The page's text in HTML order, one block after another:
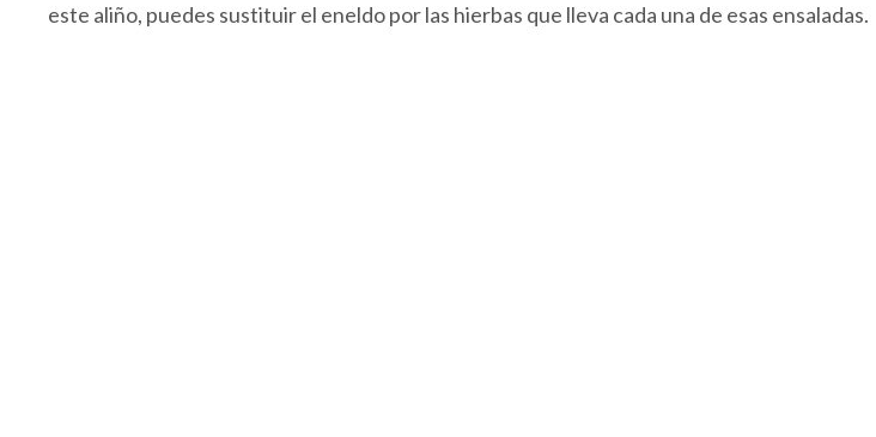
este aliño, puedes sustituir el eneldo por las hierbas que lleva cada una de esas ensaladas.